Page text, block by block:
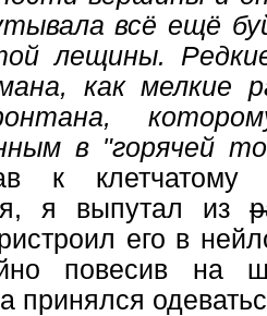
всё ещё
лещины.
как мелкие
в "горячей
к клетчатому
я выпутал из
его в
повесив
принялся